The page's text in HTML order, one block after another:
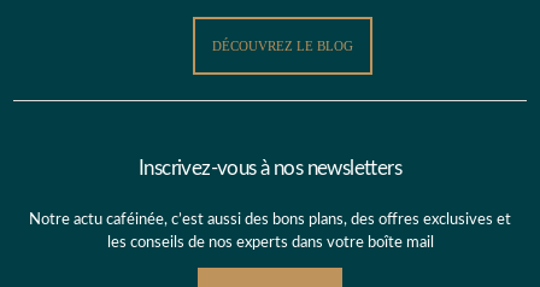
DÉCOUVREZ LE BLOG
Inscrivez-vous à nos newsletters
Notre actu caféinée, c’est aussi des bons plans, des offres exclusives et
les conseils de nos experts dans votre boîte mail